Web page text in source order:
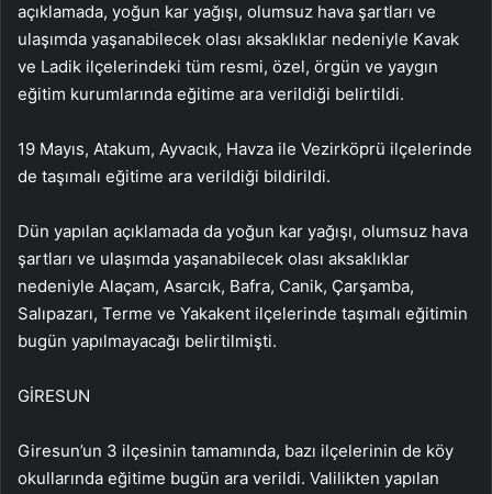
açıklamada, yoğun kar yağışı, olumsuz hava şartları ve
ulaşımda yaşanabilecek olası aksaklıklar nedeniyle Kavak
ve Ladik ilçelerindeki tüm resmi, özel, örgün ve yaygın
eğitim kurumlarında eğitime ara verildiği belirtildi.
19 Mayıs, Atakum, Ayvacık, Havza ile Vezirköprü ilçelerinde
de taşımalı eğitime ara verildiği bildirildi.
Dün yapılan açıklamada da yoğun kar yağışı, olumsuz hava
şartları ve ulaşımda yaşanabilecek olası aksaklıklar
nedeniyle Alaçam, Asarcık, Bafra, Canik, Çarşamba,
Salıpazarı, Terme ve Yakakent ilçelerinde taşımalı eğitimin
bugün yapılmayacağı belirtilmişti.
GİRESUN
Giresun’un 3 ilçesinin tamamında, bazı ilçelerinin de köy
okullarında eğitime bugün ara verildi. Valilikten yapılan